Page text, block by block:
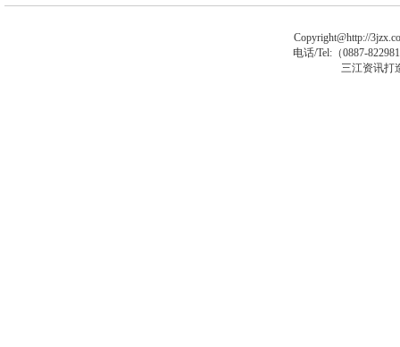
Copyright@http://
电话/Tel:（0887-
三江资讯打